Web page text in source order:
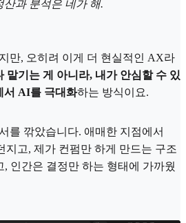
산과 분석은 네가 해.
만, 오히려 이게 더 현실적인 AX라
맡기는 게 아니라, 내가 안심할 수 있
서 AI를 극대화하는 방식이요.
를 깎았습니다. 애매한 지점에서
지고, 제가 컨펌만 하게 만드는 구조
, 인간은 결정만 하는 형태에 가까웠